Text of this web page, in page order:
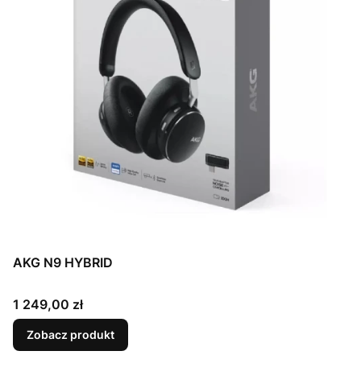
AKG N9 HYBRID
Cena
1 249,00 zł
Zobacz produkt